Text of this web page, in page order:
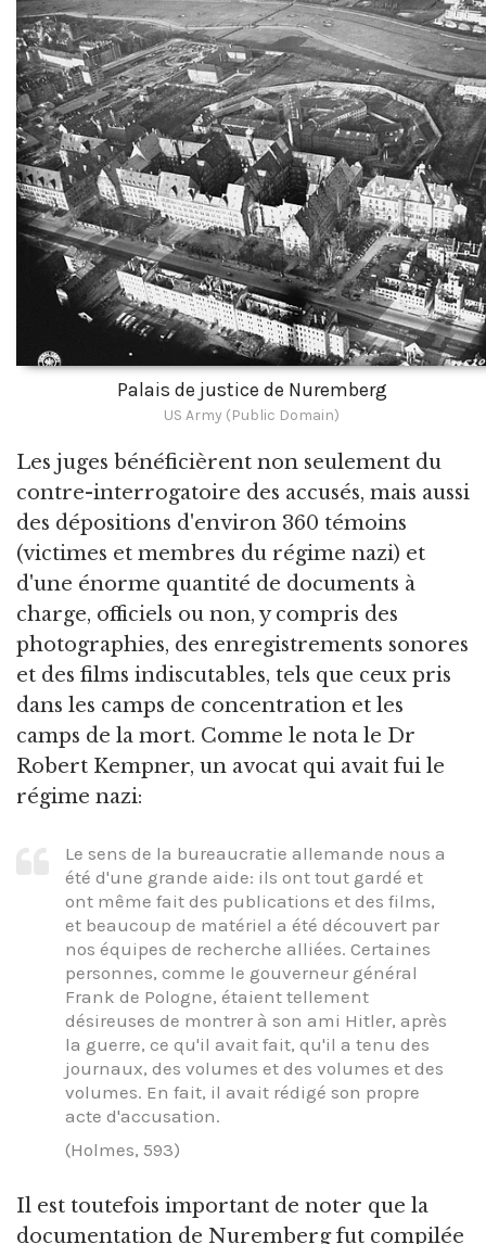
Palais de justice de Nuremberg
US Army (Public Domain)
Les juges bénéficièrent non seulement du
contre-interrogatoire des accusés, mais aussi
des dépositions d'environ 360 témoins
(victimes et membres du régime nazi) et
d'une énorme quantité de documents à
charge, officiels ou non, y compris des
photographies, des enregistrements sonores
et des films indiscutables, tels que ceux pris
dans les camps de concentration et les
camps de la mort. Comme le nota le Dr
Robert Kempner, un avocat qui avait fui le
régime nazi:
Le sens de la bureaucratie allemande nous a
été d'une grande aide: ils ont tout gardé et
ont même fait des publications et des films,
et beaucoup de matériel a été découvert par
nos équipes de recherche alliées. Certaines
personnes, comme le gouverneur général
Frank de Pologne, étaient tellement
désireuses de montrer à son ami Hitler, après
la guerre, ce qu'il avait fait, qu'il a tenu des
journaux, des volumes et des volumes et des
volumes. En fait, il avait rédigé son propre
acte d'accusation.
(Holmes, 593)
Il est toutefois important de noter que la
documentation de Nuremberg fut compilée